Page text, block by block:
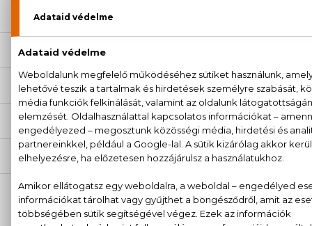
LEÍRÁS
ÉRTÉKELÉSEK (0)
SZÁLLÍTÁS
NEKED AJÁNLJUK